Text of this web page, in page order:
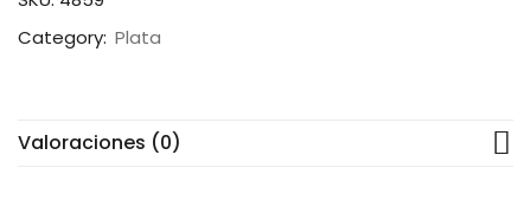
Category: Plata
Valoraciones (0)